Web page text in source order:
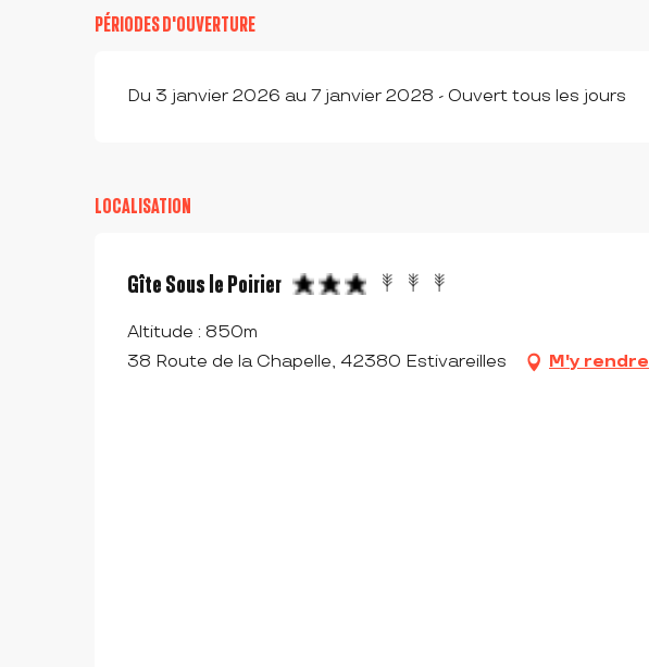
PÉRIODES D'OUVERTURE
Du 3 janvier 2026 au 7 janvier 2028 - Ouvert tous les jours
LOCALISATION
Gîte Sous le Poirier
Altitude : 850m
38 Route de la Chapelle, 42380 Estivareilles
M'y rendre